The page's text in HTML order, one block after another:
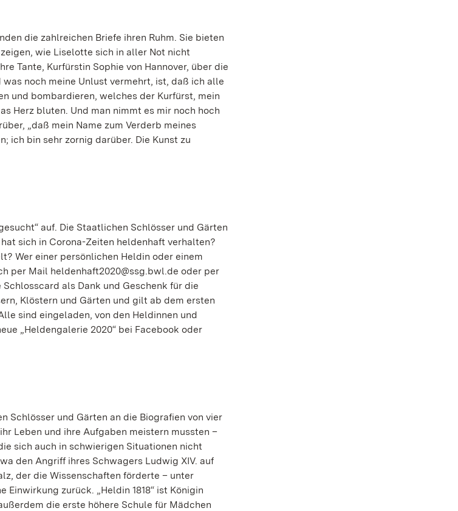
die zahlreichen Briefe ihren Ruhm. Sie bieten
wie Liselotte sich in aller Not nicht
Tante, Kurfürstin Sophie von Hannover, über die
noch meine Unlust vermehrt, ist, daß ich alle
und bombardieren, welches der Kurfürst, mein
Herz bluten. Und man nimmt es mir noch hoch
„daß mein Name zum Verderb meines
ich bin sehr zornig darüber. Die Kunst zu
auf. Die Staatlichen Schlösser und Gärten
sich in Corona-Zeiten heldenhaft verhalten?
Wer einer persönlichen Heldin oder einem
per Mail heldenhaft2020@ssg.bwl.de oder per
als Dank und Geschenk für die
Klöstern und Gärten und gilt ab dem ersten
sind eingeladen, von den Heldinnen und
„Heldengalerie 2020“ bei Facebook oder
Schlösser und Gärten an die Biografien von vier
Leben und ihre Aufgaben meistern mussten –
sich auch in schwierigen Situationen nicht
den Angriff ihres Schwagers Ludwig XIV. auf
der die Wissenschaften förderte – unter
zurück. „Heldin 1818“ ist Königin
die erste höhere Schule für Mädchen